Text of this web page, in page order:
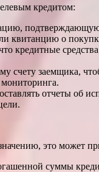
кредитом:
квитанцию ​​о
кредитные
счету заемщика,
отчеты об
это может
суммы